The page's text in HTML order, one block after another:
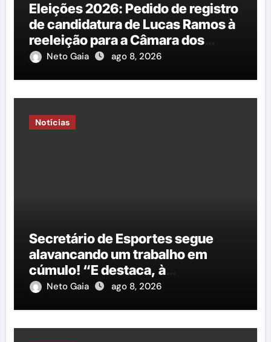
Eleições 2026: Pedido de registro
de candidatura de Lucas Ramos à
reeleição para a Câmara dos
Deputados é protocolado na
Neto Gaia ago 8, 2026
Notícias
Secretário de Esportes segue
alavancando um trabalho em
cúmulo! “E destaca, à
importância do governo George
poliesportiva”
Neto Gaia ago 8, 2026